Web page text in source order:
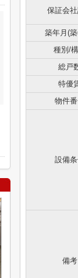
保証会
築年月(
種別/
総戸
特優
物件
設備
備考